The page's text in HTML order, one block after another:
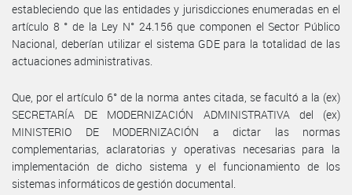
estableciendo que las entidades y jurisdicciones enumeradas en el
artículo 8 ° de la Ley N° 24.156 que componen el Sector Público
Nacional, deberían utilizar el sistema GDE para la totalidad de las
actuaciones administrativas.
Que, por el artículo 6° de la norma antes citada, se facultó a la (ex)
SECRETARÍA DE MODERNIZACIÓN ADMINISTRATIVA del (ex)
MINISTERIO DE MODERNIZACIÓN a dictar las normas
complementarias, aclaratorias y operativas necesarias para la
implementación de dicho sistema y el funcionamiento de los
sistemas informáticos de gestión documental.